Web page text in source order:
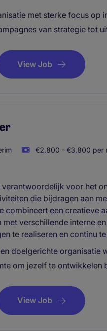
met sterke focus op
van strategie tot
View Job
€2.800 - €3.800 per
verantwoordelijk voor het
die bijdragen aan
combineert een creatieve
met verschillende interne
te realiseren en continu
doelgerichte organisatie
om jezelf te ontwikkelen
View Job